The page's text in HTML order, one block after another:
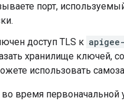
порт,
доступ TLS к
хранилище ключей,
использовать
время первоначальной